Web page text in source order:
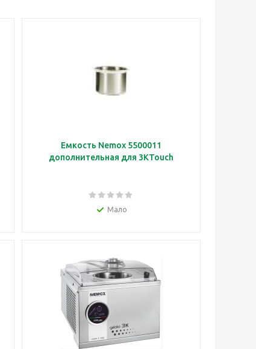
Емкость Nemox 5500011
дополнительная для 3KTouch
Мало